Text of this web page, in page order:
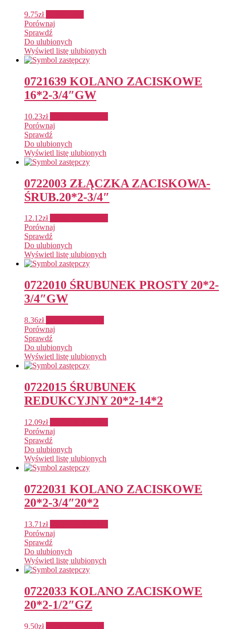
9.75zł
Porównaj
Sprawdź
Do ulubionych
Wyświetl listę ulubionych
0721639 KOLANO ZACISKOWE
16*2-3/4″GW
10.23zł
Porównaj
Sprawdź
Do ulubionych
Wyświetl listę ulubionych
0722003 ZŁĄCZKA ZACISKOWA-
ŚRUB.20*2-3/4″
12.12zł
Porównaj
Sprawdź
Do ulubionych
Wyświetl listę ulubionych
0722010 ŚRUBUNEK PROSTY 20*2-
3/4″GW
8.36zł
Porównaj
Sprawdź
Do ulubionych
Wyświetl listę ulubionych
0722015 ŚRUBUNEK
REDUKCYJNY 20*2-14*2
12.09zł
Porównaj
Sprawdź
Do ulubionych
Wyświetl listę ulubionych
0722031 KOLANO ZACISKOWE
20*2-3/4″20*2
13.71zł
Porównaj
Sprawdź
Do ulubionych
Wyświetl listę ulubionych
0722033 KOLANO ZACISKOWE
20*2-1/2″GZ
9.50zł